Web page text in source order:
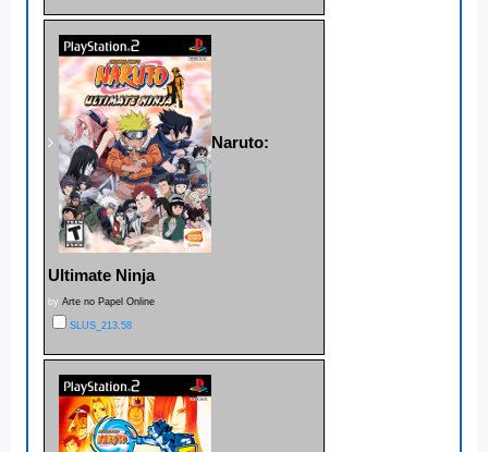
Naruto:
Ultimate Ninja
by Arte no Papel Online
SLUS_213.58